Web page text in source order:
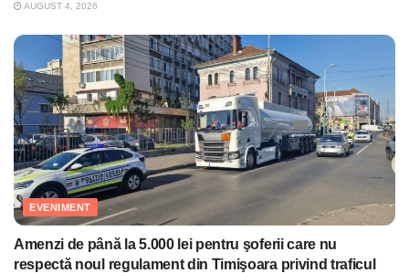
AUGUST 4, 2026
EVENIMENT
Amenzi de până la 5.000 lei pentru şoferii care nu
respectă noul regulament din Timişoara privind traficul